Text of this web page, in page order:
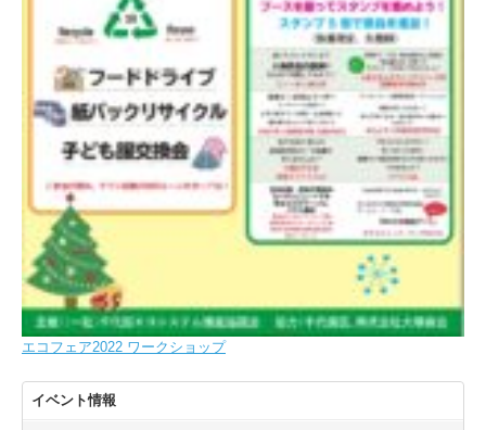
エコフェア2022 ワークショップ
イベント情報